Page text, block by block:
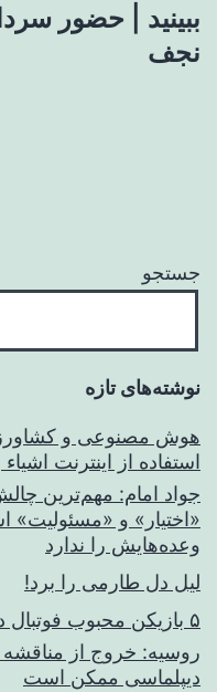
ببینید | حضور
نجف
جستجو
نوشته‌های تازه
هوش مصنوعی و
استفاده از اینترنت
جواد امام: مهم‌ترین
«اختیار» و
وعده‌هایش را ندارد
لیل دل طارمی را برد!
۵ بازیکن محبوب فوتبال در شبکه اجتماعی!
روسیه: خروج از مناقشه
دیپلماسی ممکن است